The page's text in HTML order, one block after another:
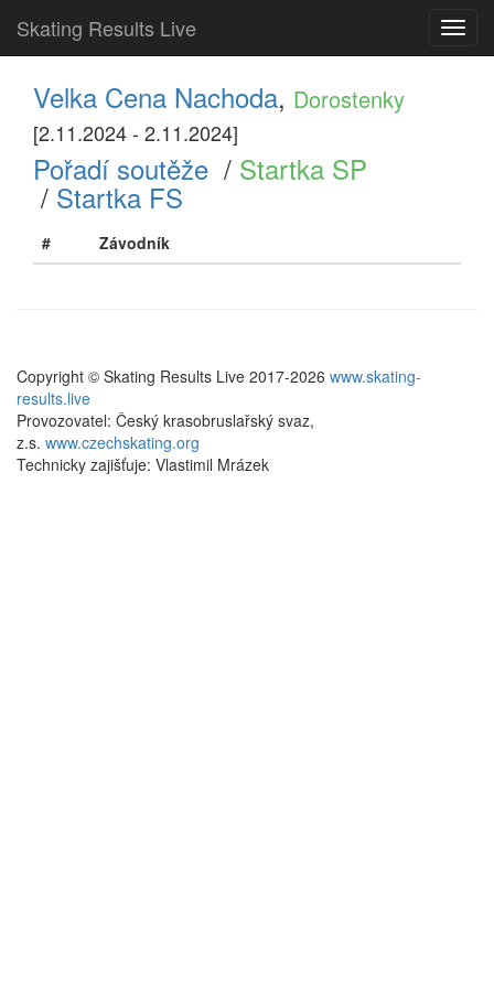
Skating Results Live
Velka Cena Nachoda, Dorostenky
[2.11.2024 - 2.11.2024]
Pořadí soutěže / Startka SP
/ Startka FS
# Závodník
Copyright © Skating Results Live 2017-2026 www.skating-
results.live
Provozovatel: Český krasobruslařský svaz,
z.s. www.czechskating.org
Technicky zajišťuje: Vlastimil Mrázek